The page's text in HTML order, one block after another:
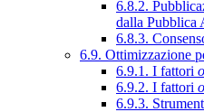
6.8.2.
dalla Pubblica
6.8.3.
6.9. Ottimizzazione
6.9.1. I fattori
6.9.2. I fattori
6.9.3.